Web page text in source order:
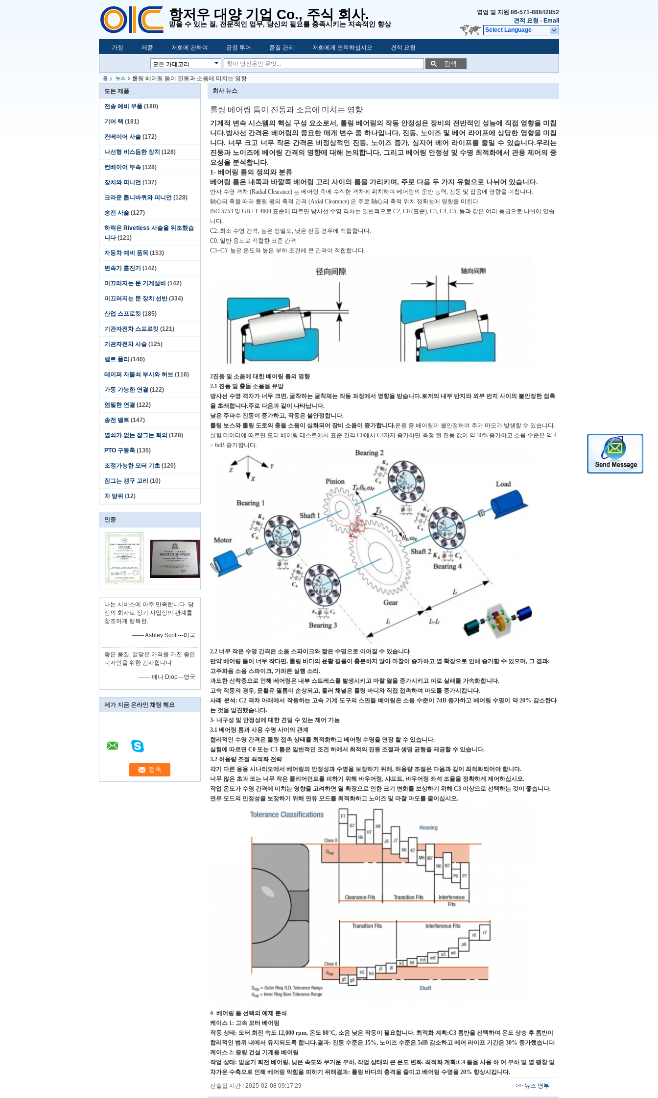
항저우 대양 기업 Co., 주식 회사.
믿을 수 있는 질, 전문적인 업무, 당신의 필요를 충족시키는 지속적인 향상
영업 및 지원 86-571-88842852
견적 요청 - Email
Select Language
가정 제품 저희에 관하여 공장 투어 품질 관리 저희에게 연락하십시오 견적 요청
검색
홈 뉴스
롤링 베어링 틈이 진동과 소음에 미치는 영향
모든 제품
전송 예비 부품 (180)
기어 랙 (181)
컨베이어 사슬 (172)
나선형 비스듬한 장치 (128)
컨베이어 부속 (128)
장치와 피니언 (137)
크라운 톱니바퀴와 피니언 (128)
송전 사슬 (127)
하락은 Rivetless 사슬을 위조했습
니다 (121)
자동차 예비 품목 (153)
변속기 흡진기 (142)
미끄러지는 문 기계설비 (142)
미끄러지는 문 장치 선반 (334)
산업 스프로킷 (185)
기관자전차 스프로킷 (121)
기관자전차 사슬 (125)
벨트 폴리 (140)
테이퍼 자물쇠 부시와 허브 (116)
가동 가능한 연결 (122)
엄밀한 연결 (122)
송전 벨트 (147)
열쇠가 없는 잠그는 회의 (128)
PTO 구동축 (135)
조정가능한 모터 기초 (120)
잠그는 갱구 고리 (10)
차 방위 (12)
인증
나는 서비스에 아주 만족합니다. 당
신의 회사로 장기 사업상의 관계를
창조하게 행복한.
—— Ashley Scott---미국
좋은 품질, 알맞은 가격을 가진 좋은
디자인을 위한 감사합니다
—— 애나 Diop---영국
제가 지금 온라인 채팅 해요
회사 뉴스
롤링 베어링 틈이 진동과 소음에 미치는 영향
기계적 변속 시스템의 핵심 구성 요소로서, 롤링 베어링의 작동 안정성은 장비의 전반적인 성능에 직접 영향을 미칩
니다.방사선 간격은 베어링의 중요한 매개 변수 중 하나입니다, 진동, 노이즈 및 베어 라이프에 상당한 영향을 미칩
니다. 너무 크고 너무 작은 간격은 비정상적인 진동, 노이즈 증가, 심지어 베어 라이프를 줄일 수 있습니다.우리는
진동과 노이즈에 베어링 간격의 영향에 대해 논의합니다, 그리고 베어링 안정성 및 수명 최적화에서 관용 제어의 중
요성을 분석합니다.
1- 베어링 틈의 정의와 분류
베어링 틈은 내쪽과 바깥쪽 베어링 고리 사이의 틈을 가리키며, 주로 다음 두 가지 유형으로 나뉘어 있습니다.
반사 수영 격차 (Radial Clearance) 는 베어링 축에 수직한 격차에 위치하여 베어링의 운반 능력, 진동 및 잡음에 영향을 미칩니다.
轴心의 축을 따라 롤링 몸의 축적 간격 (Axial Clearance) 은 주로 轴心의 축적 위치 정확성에 영향을 미친다.
ISO 5753 및 GB / T 4604 표준에 따르면 방사선 수영 격차는 일반적으로 C2, C0 (표준), C3, C4, C5, 등과 같은 여러 등급으로 나뉘어 있습
니다.
C2: 최소 수영 간격, 높은 정밀도, 낮은 진동 경우에 적합합니다.
C0: 일반 용도로 적합한 표준 간격
C3~C5: 높은 온도와 높은 부하 조건에 큰 간격이 적합합니다.
2진동 및 소음에 대한 베어링 틈의 영향
2.1 진동 및 충돌 소음을 유발
방사선 수영 격차가 너무 크면, 굴착하는 굴착체는 작동 과정에서 영향을 받습니다.로저의 내부 반지와 외부 반지 사이의 불안정한 접촉
을 초래합니다.주로 다음과 같이 나타납니다.
낮은 주파수 진동이 증가하고, 작동은 불안정합니다.
롤링 보스와 롤링 도로의 충돌 소음이 심화되어 장비 소음이 증가합니다.운용 중 베어링이 불안정하여 추가 마모가 발생할 수 있습니다.
실험 데이터에 따르면 모터 베어링 테스트에서 표준 간격 C0에서 C4까지 증가하면 측정 된 진동 값이 약 30% 증가하고 소음 수준은 약 4
~ 6dB 증가합니다.
2.2 너무 작은 수영 간격은 소음 스파이크와 짧은 수명으로 이어질 수 있습니다
만약 베어링 틈이 너무 작다면, 롤링 바디의 윤활 필름이 충분하지 않아 마찰이 증가하고 열 확장으로 인해 증가할 수 있으며, 그 결과:
고주파음 소음 스파이크, 가파른 실행 소리.
과도한 선착증으로 인해 베어링은 내부 스트레스를 발생시키고 마찰 열을 증가시키고 피로 실패를 가속화합니다.
고속 작동의 경우, 윤활유 필름이 손상되고, 롤러 채널은 롤링 바디와 직접 접촉하여 마모를 증가시킵니다.
사례 분석: C2 격차 아래에서 작동하는 고속 기계 도구의 스핀들 베어링은 소음 수준이 7dB 증가하고 베어링 수명이 약 20% 감소한다
는 것을 발견했습니다.
3- 내구성 및 안정성에 대한 견딜 수 있는 제어 기능
3.1 베어링 틈과 사용 수명 사이의 관계
합리적인 수영 간격은 롤링 접촉 상태를 최적화하고 베어링 수명을 연장 할 수 있습니다.
실험에 따르면 C0 또는 C3 틈은 일반적인 조건 하에서 최적의 진동 조절과 생명 균형을 제공할 수 있습니다.
3.2 허용량 조절 최적화 전략
각기 다른 응용 시나리오에서 베어링의 안정성과 수명을 보장하기 위해, 허용량 조절은 다음과 같이 최적화되어야 합니다.
너무 많은 초과 또는 너무 작은 클리어먼트를 피하기 위해 바우어링, 샤프트, 바우어링 좌석 조율을 정확하게 제어하십시오.
작업 온도가 수영 간격에 미치는 영향을 고려하면 열 확장으로 인한 크기 변화를 보상하기 위해 C3 이상으로 선택하는 것이 좋습니다.
연유 모드의 안정성을 보장하기 위해 연유 모드를 최적화하고 노이즈 및 마찰 마모를 줄이십시오.
4- 베어링 틈 선택의 예제 분석
케이스 1: 고속 모터 베어링
작동 상태: 모터 회전 속도 12,000 rpm, 온도 80°C, 소음 낮은 작동이 필요합니다. 최적화 계획:C3 틈반을 선택하여 온도 상승 후 틈반이
합리적인 범위 내에서 유지되도록 합니다.결과: 진동 수준은 15%, 노이즈 수준은 5dB 감소하고 베어 라이프 기간은 30% 증가했습니다.
케이스 2: 중량 건설 기계용 베어링
작업 상태: 발굴기 회전 베어링, 낮은 속도와 무거운 부하, 작업 상태의 큰 온도 변화. 최적화 계획:C4 틈을 사용 하 여 부하 및 열 팽창 및
차가운 수축으로 인해 베어링 막힘을 피하기 위해결과: 롤링 바디의 충격을 줄이고 베어링 수명을 20% 향상시킵니다.
선술집 시간 : 2025-02-08 09:17:29
>> 뉴스 명부